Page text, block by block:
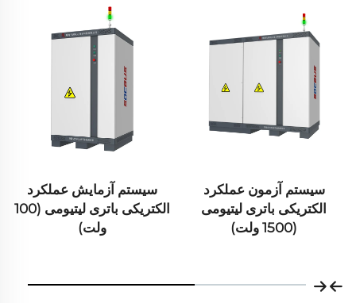
سیستم آزمایش عملکرد
الکتریکی باتری لیتیومی (100
ولت)
سیستم آزمون مسیریابی
دوطرفه ذخیره انرژی نوع
ماتریسی (2×2.5 مگاوات)